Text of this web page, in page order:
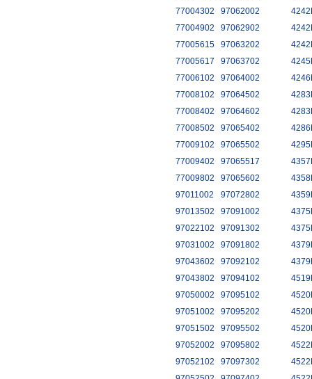
77004302
97062002
77004902
97062902
77005615
97063202
77005617
97063702
77006102
97064002
77008102
97064502
77008402
97064602
77008502
97065402
77009102
97065502
77009402
97065517
77009802
97065602
97011002
97072802
97013502
97091002
97022102
97091302
97031002
97091802
97043602
97092102
97043802
97094102
97050002
97095102
97051002
97095202
97051502
97095502
97052002
97095802
97052102
97097302